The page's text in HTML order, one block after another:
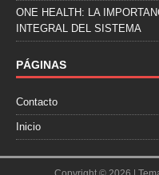
ONE HEALTH: LA
INTEGRAL DEL SISTEMA
PÁGINAS
Contacto
Inicio